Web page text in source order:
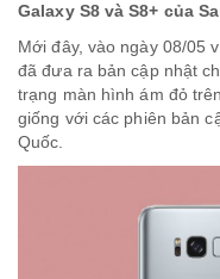
Galaxy S8 và S8+ của
Mới đây, vào ngày 08/05
đã đưa ra bản cập nhật
trạng màn hình ám đỏ
giống với các phiên bản
Quốc.